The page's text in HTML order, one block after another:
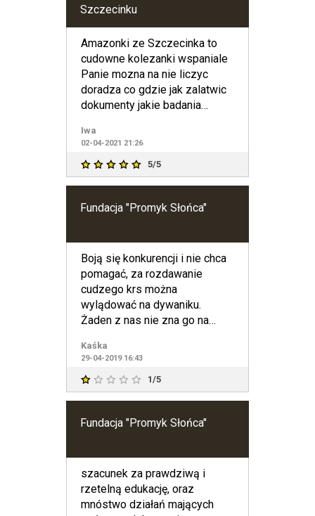
Szczecinku
Amazonki ze Szczecinka to
cudowne kolezanki wspaniale
Panie mozna na nie liczyc
doradza co gdzie jak zalatwic
dokumenty jakie badania
Iwa
02-04-2021 21:26
5/5
Fundacja "Promyk Słońca"
Boją się konkurencji i nie chca
pomagać, za rozdawanie
cudzego krs można
wylądować na dywaniku.
Żaden z nas nie zna go na
Kaśka
29-04-2019 16:43
1/5
Fundacja "Promyk Słońca"
szacunek za prawdziwą i
rzetelną edukację, oraz
mnóstwo działań mających